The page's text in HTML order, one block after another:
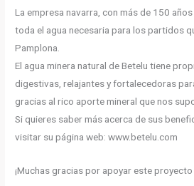
La empresa navarra, con más de 150
toda el agua necesaria para los partidos
Pamplona.
El agua minera natural de Betelu tiene
digestivas, relajantes y fortalecedoras
gracias al rico aporte mineral que nos
Si quieres saber más acerca de sus
visitar su página web: www.betelu.com
¡Muchas gracias por apoyar este proyecto